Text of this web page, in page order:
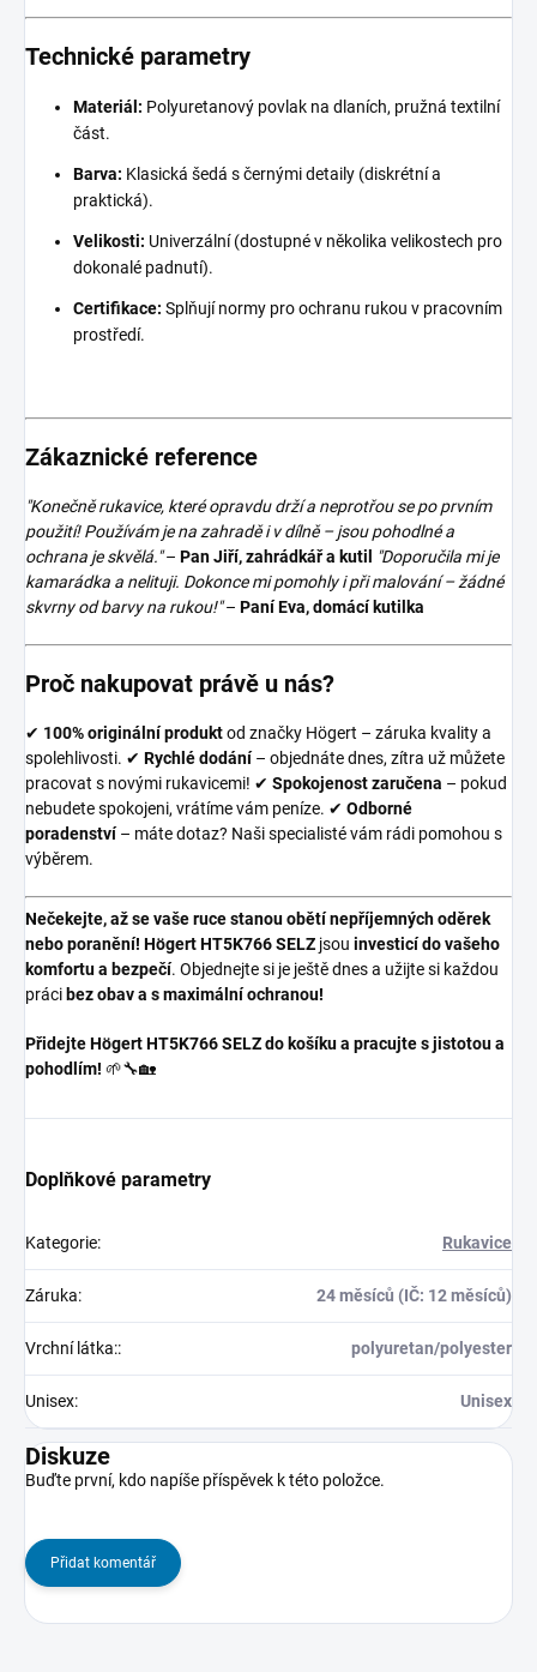
Technické parametry
Materiál: Polyuretanový povlak na dlaních, pružná textilní
část.
Barva: Klasická šedá s černými detaily (diskrétní a
praktická).
Velikosti: Univerzální (dostupné v několika velikostech pro
dokonalé padnutí).
Certifikace: Splňují normy pro ochranu rukou v pracovním
prostředí.
Zákaznické reference
"Konečně rukavice, které opravdu drží a neprotřou se po prvním
použití! Používám je na zahradě i v dílně – jsou pohodlné a
ochrana je skvělá." – Pan Jiří, zahrádkář a kutil
"Doporučila mi je
kamarádka a nelituji. Dokonce mi pomohly i při malování – žádné
skvrny od barvy na rukou!" – Paní Eva, domácí kutilka
Proč nakupovat právě u nás?
✔ 100% originální produktod značky Högert – záruka kvality a
spolehlivosti. ✔ Rychlé dodání – objednáte dnes, zítra už můžete
pracovat s novými rukavicemi! ✔ Spokojenost zaručena – pokud
nebudete spokojeni, vrátíme vám peníze. ✔ Odborné
poradenství – máte dotaz? Naši specialisté vám rádi pomohou s
výběrem.
Nečekejte, až se vaše ruce stanou obětí nepříjemných oděrek
nebo poranění! Högert HT5K766 SELZ jsou investicí do vašeho
komfortu a bezpečí. Objednejte si je ještě dnes a užijte si každou
práci bez obav a s maximální ochranou!
Přidejte Högert HT5K766 SELZ do košíku a pracujte s jistotou a
pohodlím! 🌱🔧🏡
Doplňkové parametry
Kategorie: Rukavice
Záruka: 24 měsíců (IČ: 12 měsíců)
Vrchní látka:: polyuretan/polyester
Unisex: Unisex
Diskuze
Buďte první, kdo napíše příspěvek k této položce.
Přidat komentář